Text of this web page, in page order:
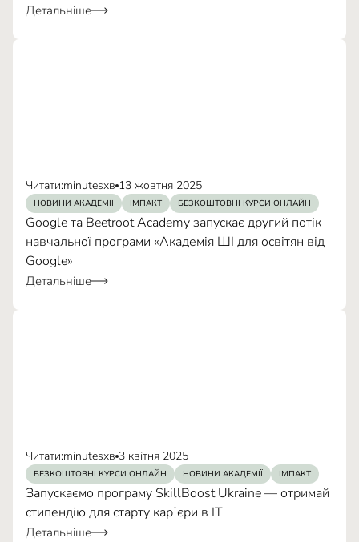
Детальніше
Читати:minutesхв 13 жовтня 2025
НОВИНИ АКАДЕМІЇ ІМПАКТ БЕЗКОШТОВНІ КУРСИ ОНЛАЙН
Google та Beetroot Academy запускає другий потік
навчальної програми «Академія ШІ для освітян від
Google»
Детальніше
Читати:minutesхв 3 квітня 2025
БЕЗКОШТОВНІ КУРСИ ОНЛАЙН НОВИНИ АКАДЕМІЇ ІМПАКТ
Запускаємо програму SkillBoost Ukraine — отримай
стипендію для старту карʼєри в ІТ
Детальніше